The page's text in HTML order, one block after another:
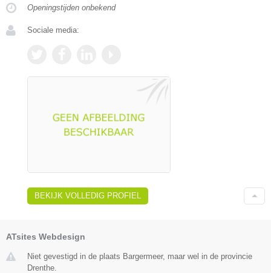
Openingstijden onbekend
Sociale media:
BEKIJK VOLLEDIG PROFIEL
ATsites Webdesign
Niet gevestigd in de plaats Bargermeer, maar wel in de provincie
Drenthe.